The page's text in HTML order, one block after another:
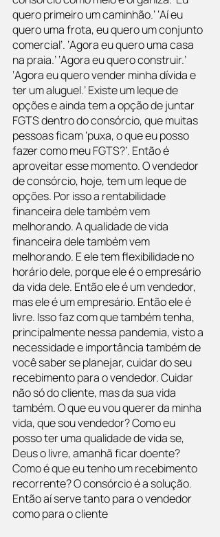
quero primeiro um caminhão.’ ‘Aí eu
quero uma frota, eu quero um conjunto
comercial’. ‘Agora eu quero uma casa
na praia.’ ‘Agora eu quero construir.’
‘Agora eu quero vender minha dívida e
ter um aluguel.’ Existe um leque de
opções e ainda tem a opção de juntar
FGTS dentro do consórcio, que muitas
pessoas ficam ‘puxa, o que eu posso
fazer como meu FGTS?’. Então é
aproveitar esse momento. O vendedor
de consórcio, hoje, tem um leque de
opções. Por isso a rentabilidade
financeira dele também vem
melhorando. A qualidade de vida
financeira dele também vem
melhorando. E ele tem flexibilidade no
horário dele, porque ele é o empresário
da vida dele. Então ele é um vendedor,
mas ele é um empresário. Então ele é
livre. Isso faz com que também tenha,
principalmente nessa pandemia, visto a
necessidade e importância também de
você saber se planejar, cuidar do seu
recebimento para o vendedor. Cuidar
não só do cliente, mas da sua vida
também. O que eu vou querer da minha
vida, que sou vendedor? Como eu
posso ter uma qualidade de vida se,
Deus o livre, amanhã ficar doente?
Como é que eu tenho um recebimento
recorrente? O consórcio é a solução.
Então aí serve tanto para o vendedor
como para o cliente